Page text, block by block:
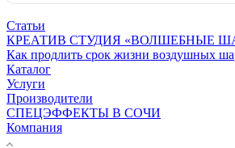
Статьи
КРЕАТИВ СТУДИЯ «ВОЛШЕБНЫЕ
Как продлить срок жизни воздушных
Каталог
Услуги
Производители
СПЕЦЭФФЕКТЫ В СОЧИ
Компания